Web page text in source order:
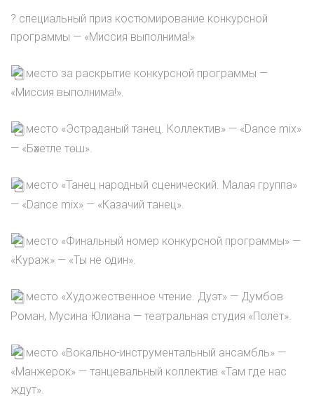
? специальный приз костюмирование конкурсной
программы — «Миссия выполнима!»
место за раскрытие конкурсной программы —
«Миссия выполнима!».
место «Эстраданый танец. Коллектив» — «Dance mix»
— «Бәхетле төш».
место «Танец народный сценический. Малая группа»
— «Dance mix» — «Казачий танец».
место «Финальный номер конкурсной программы» —
«Кураж» — «Ты не один».
место «Художественное чтение. Дуэт» — Думбов
Роман, Мусина Юлиана — театральная студия «Полёт».
место «Вокально-инструментальный ансамбль» —
«Манжерок» — танцевальный коллектив «Там где нас
ждут».